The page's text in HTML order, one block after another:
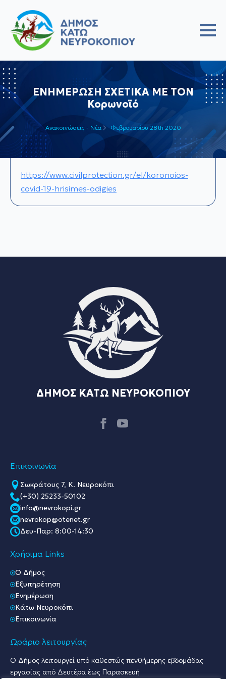
ΕΝΗΜΕΡΩΣΗ ΣΧΕΤΙΚΑ ΜΕ ΤΟΝ
Κορωνοϊό
Ανακοινώσεις - Νέα Φεβρουαρίου 28th 2020
https://www.civilprotection.gr/el/koronoios-
covid-19-hrisimes-odigies
ΔΗΜΟΣ ΚΑΤΩ ΝΕΥΡΟΚΟΠΙΟΥ
Επικοινωνία
Σωκράτους 7, Κ. Νευροκόπι
(+30) 25233-50102
info@nevrokopi.gr
nevrokop@otenet.gr
Δευ-Παρ: 8:00-14:30
Χρήσιμα Links
O Δήμος
Εξυπηρέτηση
Ενημέρωση
Κάτω Νευροκόπι
Επικοινωνία
Ωράριο λειτουργίας
Ο Δήμος λειτουργεί υπό καθεστώς πενθήμερης εβδομάδας
εργασίας από Δευτέρα έως Παρασκευή